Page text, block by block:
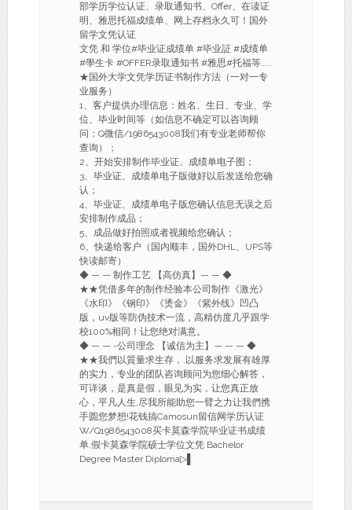
部学历学位认证、录取通知书、Offer、在读证
明、雅思托福成绩单、网上存档永久可！国外
留学文凭认证
文凭 和 学位#毕业证成绩单 #毕业証 #成绩单
#學生卡 #OFFER录取通知书 #雅思#托福等……
★国外大学文凭学历证书制作方法（一对一专
业服务）
1、客户提供办理信息：姓名、生日、专业、学
位、毕业时间等（如信息不确定可以咨询顾
问：Q微信/1986543008我们有专业老师帮你
查询）；
2、开始安排制作毕业证、成绩单电子图；
3、毕业证、成绩单电子版做好以后发送给您确
认；
4、毕业证、成绩单电子版您确认信息无误之后
安排制作成品；
5、成品做好拍照或者视频给您确认；
6、快递给客户（国内顺丰，国外DHL、UPS等
快读邮寄）
◆ — — 制作工艺 【高仿真】— — ◆
★★凭借多年的制作经验本公司制作《激光》
《水印》《钢印》《烫金》《紫外线》凹凸
版，uv版等防伪技术一流，高精仿度几乎跟学
校100%相同！让您绝对满意。
◆ — — -公司理念 【诚信为主】— — — ◆
★★我們以質量求生存，.以服务求发展有雄厚
的实力，专业的团队咨询顾问为您细心解答，
可详谈，是真是假，眼见为实，让您真正放
心，平凡人生,尽我所能助您一臂之力让我們携
手圆您梦想!花钱搞Camosun留信网学历认证
W/Q1986543008买卡莫森学院毕业证书成绩
单,假卡莫森学院硕士学位文凭 Bachelor
Degree Master Diploma▷▌